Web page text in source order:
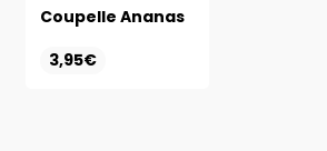
Coupelle Ananas
3,95€